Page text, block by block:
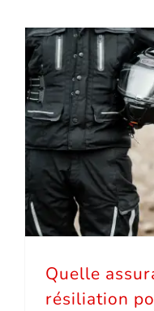
Quelle
résiliation